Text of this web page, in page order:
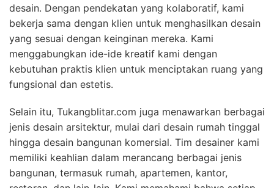
desain. Dengan pendekatan yang kolaboratif, kami
bekerja sama dengan klien untuk menghasilkan desain
yang sesuai dengan keinginan mereka. Kami
menggabungkan ide-ide kreatif kami dengan
kebutuhan praktis klien untuk menciptakan ruang yang
fungsional dan estetis.
Selain itu, Tukangblitar.com juga menawarkan berbagai
jenis desain arsitektur, mulai dari desain rumah tinggal
hingga desain bangunan komersial. Tim desainer kami
memiliki keahlian dalam merancang berbagai jenis
bangunan, termasuk rumah, apartemen, kantor,